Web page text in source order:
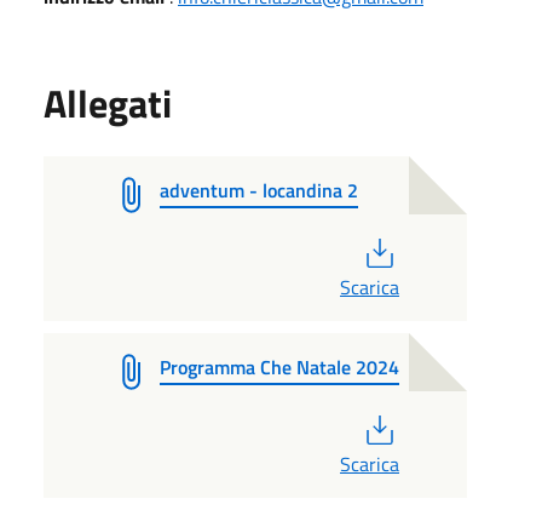
Allegati
adventum - locandina 2
Scarica
Programma Che Natale 2024
Scarica